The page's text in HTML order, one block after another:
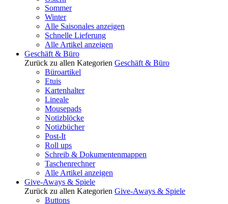
Sommer
Winter
Alle Saisonales anzeigen
Schnelle Lieferung
Alle Artikel anzeigen
Geschäft & Büro
Zurück zu allen Kategorien Geschäft & Büro
Büroartikel
Etuis
Kartenhalter
Lineale
Mousepads
Notizblöcke
Notizbücher
Post-It
Roll ups
Schreib & Dokumentenmappen
Taschenrechner
Alle Artikel anzeigen
Give-Aways & Spiele
Zurück zu allen Kategorien Give-Aways & Spiele
Buttons